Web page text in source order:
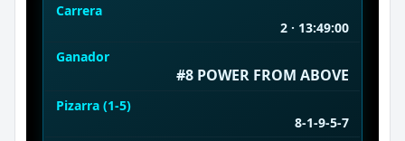
Carrera
2 · 13:49:00
Ganador
#8 POWER FROM ABOVE
Pizarra (1-5)
8-1-9-5-7